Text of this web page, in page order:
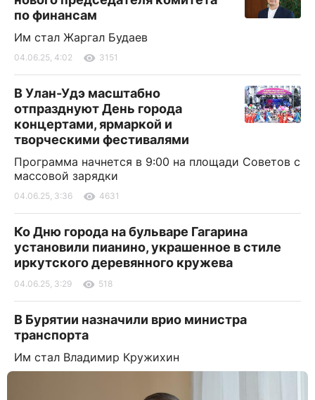
по финансам
Им стал Жаргал Будаев
04.06.25, 4:02 3151
В Улан-Удэ масштабно
отпразднуют День города
концертами, ярмаркой и
творческими фестивалями
Программа начнется в 9:00 на площади Советов с
массовой зарядки
04.06.25, 3:36 4631
Ко Дню города на бульваре Гагарина
установили пианино, украшенное в стиле
иркутского деревянного кружева
04.06.25, 3:29 518
В Бурятии назначили врио министра
транспорта
Им стал Владимир Кружихин